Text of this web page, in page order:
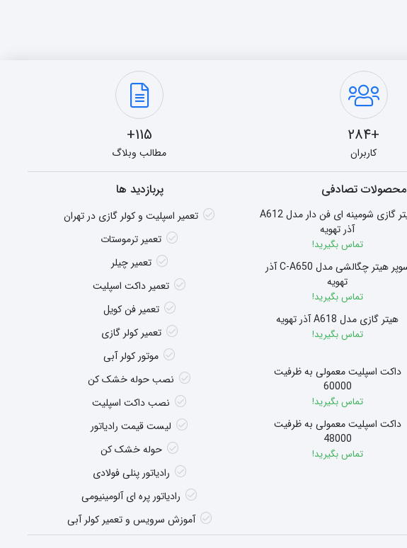
+284
کاربران
115+
مطالب وبلاگ
محصولات تصادفی
هیتر گازی شومینه ای فن دار مدل A612
آذر تهویه
تماس بگیرید!
سوپر هیتر چگالشی مدل C-A650 آذر
تهویه
تماس بگیرید!
هیتر گازی مدل A618 آذر تهویه
تماس بگیرید!
داکت اسپلیت معمولی به ظرفیت
60000
تماس بگیرید!
داکت اسپلیت معمولی به ظرفیت
48000
تماس بگیرید!
پربازدید ها
تعمیر اسپلیت و کولر گازی در تهران
تعمیر ترموستات
تعمیر چیلر
تعمیر داکت اسپلیت
تعمیر فن کویل
تعمیر کولر گازی
موتور کولر آبی
نصب حوله خشک کن
نصب داکت اسپلیت
لیست قیمت رادیاتور
حوله خشک کن
رادیاتور پنلی فولادی
رادیاتور پره ای آلومینیومی
آموزش سرویس و تعمیر کولر آبی